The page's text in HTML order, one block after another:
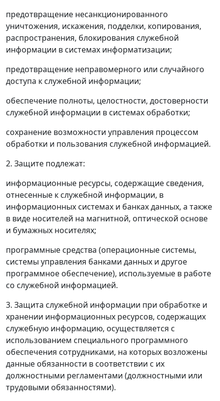
предотвращение несанкционированного
уничтожения, искажения, подделки, копирования,
распространения, блокирования служебной
информации в системах информатизации;
предотвращение неправомерного или случайного
доступа к служебной информации;
обеспечение полноты, целостности, достоверности
служебной информации в системах обработки;
сохранение возможности управления процессом
обработки и пользования служебной информацией.
2. Защите подлежат:
информационные ресурсы, содержащие сведения,
отнесенные к служебной информации, в
информационных системах и банках данных, а также
в виде носителей на магнитной, оптической основе
и бумажных носителях;
программные средства (операционные системы,
системы управления банками данных и другое
программное обеспечение), используемые в работе
со служебной информацией.
3. Защита служебной информации при обработке и
хранении информационных ресурсов, содержащих
служебную информацию, осуществляется с
использованием специального программного
обеспечения сотрудниками, на которых возложены
данные обязанности в соответствии с их
должностными регламентами (должностными или
трудовыми обязанностями).